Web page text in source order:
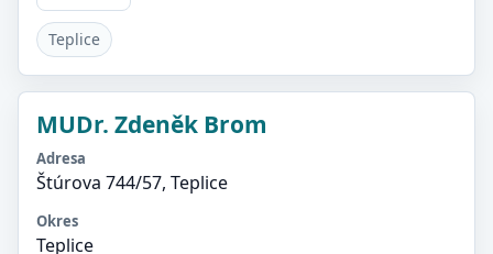
Teplice
MUDr. Zdeněk Brom
Adresa
Štúrova 744/57, Teplice
Okres
Teplice